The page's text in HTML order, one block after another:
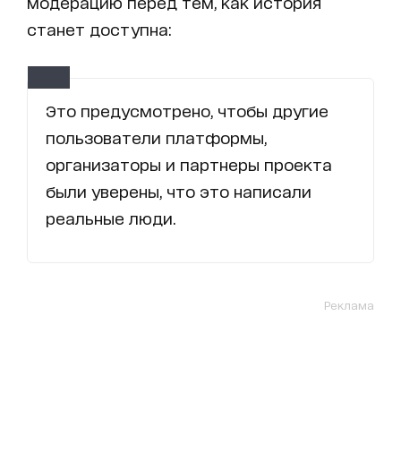
станет доступна:
Это предусмотрено, чтобы другие
пользователи платформы,
организаторы и партнеры проекта
были уверены, что это написали
реальные люди.
Реклама